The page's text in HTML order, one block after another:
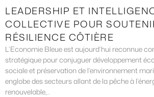
LEADERSHIP ET
COLLECTIVE POUR
RÉSILIENCE CÔTIÈRE
L’Economie Bleue est aujourd’hui reconnue
stratégique pour conjuguer développement
sociale et préservation de l’environnement
englobe des secteurs allant de la pêche à
renouvelable,..